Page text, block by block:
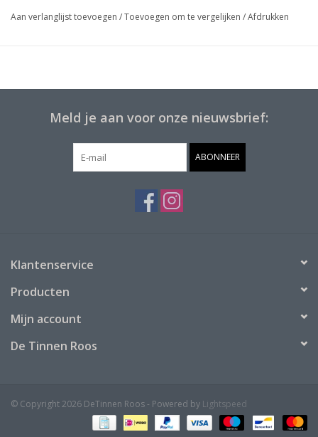
Aan verlanglijst toevoegen /Toevoegen om te vergelijken /Afdrukken
Meld je aan voor onze nieuwsbrief:
ABONNEER
Klantenservice
Producten
Mijn account
De Tinnen Roos
© Copyright 2026 DeTinnen Roos - Powered by Lightspeed